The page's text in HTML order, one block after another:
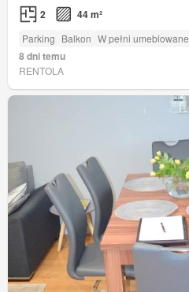
2 44 m²
Parking Balkon W pełni umeblowane
8 dni temu
RENTOLA